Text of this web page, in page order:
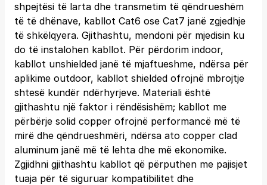
shpejtësi të larta dhe transmetim të qëndrueshëm
të të dhënave, kabllot Cat6 ose Cat7 janë zgjedhje
të shkëlqyera. Gjithashtu, mendoni për mjedisin ku
do të instalohen kabllot. Për përdorim indoor,
kabllot unshielded janë të mjaftueshme, ndërsa për
aplikime outdoor, kabllot shielded ofrojnë mbrojtje
shtesë kundër ndërhyrjeve. Materiali është
gjithashtu një faktor i rëndësishëm; kabllot me
përbërje solid copper ofrojnë performancë më të
mirë dhe qëndrueshmëri, ndërsa ato copper clad
aluminum janë më të lehta dhe më ekonomike.
Zgjidhni gjithashtu kabllot që përputhen me pajisjet
tuaja për të siguruar kompatibilitet dhe